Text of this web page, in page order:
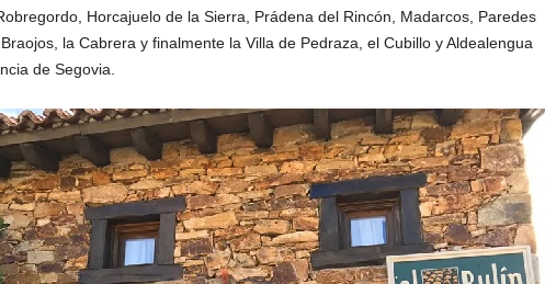
Horcajuelo de la Sierra, Prádena del Rincón, Madarcos, Paredes
la Cabrera y finalmente la Villa de Pedraza, el Cubillo y Aldealengua
de Segovia.